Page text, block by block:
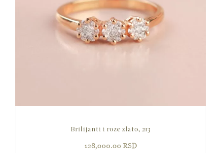
Brilijanti i roze zlato, 213
128,000.00 RSD